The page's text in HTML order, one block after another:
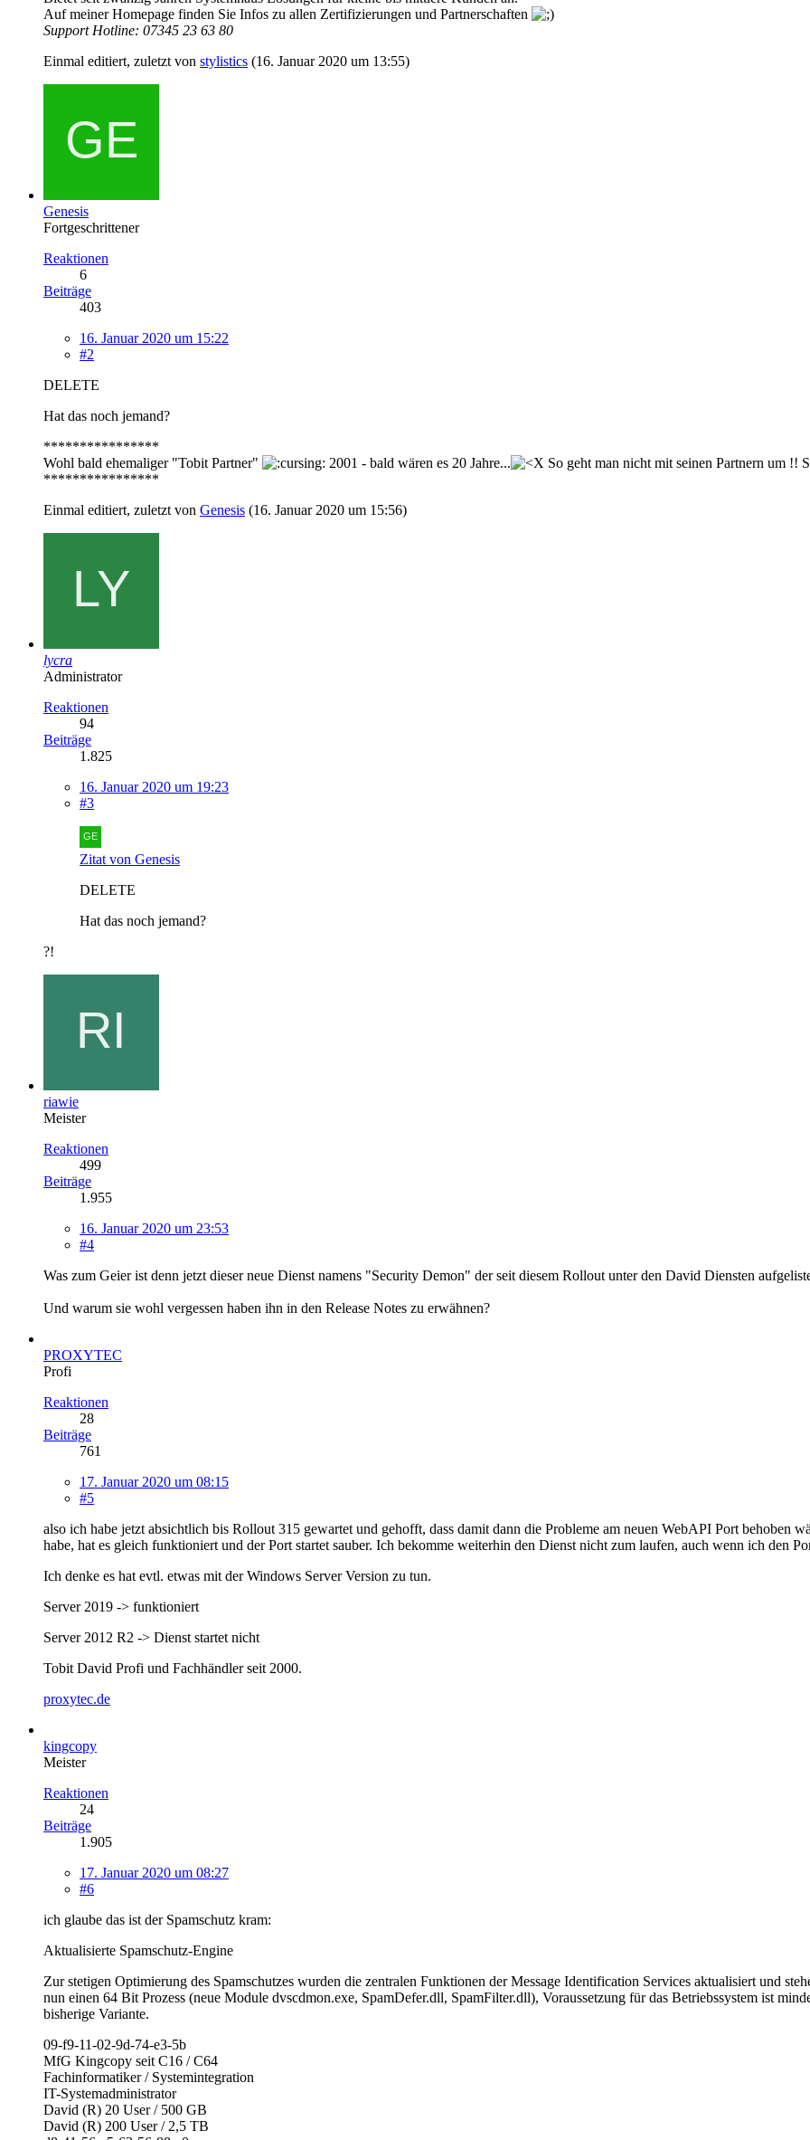
Auf meiner Homepage finden Sie Infos zu allen Zertifizierungen und Partnerschaften
Support Hotline: 07345 23 63 80
Einmal editiert, zuletzt von stylistics (16. Januar 2020 um 13:55)
Genesis
Fortgeschrittener
Reaktionen
6
Beiträge
403
16. Januar 2020 um 15:22
#2
DELETE
Hat das noch jemand?
****************
Wohl bald ehemaliger "Tobit Partner"
2001 - bald wären es 20 Jahre...
So geht man nicht mit seinen Partnern um !!
****************
Einmal editiert, zuletzt von Genesis (16. Januar 2020 um 15:56)
lycra
Administrator
Reaktionen
94
Beiträge
1.825
16. Januar 2020 um 19:23
#3
Zitat von Genesis
DELETE
Hat das noch jemand?
?!
riawie
Meister
Reaktionen
499
Beiträge
1.955
16. Januar 2020 um 23:53
#4
Was zum Geier ist denn jetzt dieser neue Dienst namens "Security Demon" der seit diesem Rollout unter den David Diensten
Und warum sie wohl vergessen haben ihn in den Release Notes zu erwähnen?
PROXYTEC
Profi
Reaktionen
28
Beiträge
761
17. Januar 2020 um 08:15
#5
also ich habe jetzt absichtlich bis Rollout 315 gewartet und gehofft, dass damit dann die Probleme am neuen WebAPI Port behoben
habe, hat es gleich funktioniert und der Port startet sauber. Ich bekomme weiterhin den Dienst nicht zum laufen, auch wenn ich den
Ich denke es hat evtl. etwas mit der Windows Server Version zu tun.
Server 2019 -> funktioniert
Server 2012 R2 -> Dienst startet nicht
Tobit David Profi und Fachhändler seit 2000.
proxytec.de
kingcopy
Meister
Reaktionen
24
Beiträge
1.905
17. Januar 2020 um 08:27
#6
ich glaube das ist der Spamschutz kram:
Aktualisierte Spamschutz-Engine
Zur stetigen Optimierung des Spamschutzes wurden die zentralen Funktionen der Message Identification Services aktualisiert und
nun einen 64 Bit Prozess (neue Module dvscdmon.exe, SpamDefer.dll, SpamFilter.dll), Voraussetzung für das Betriebssystem ist
bisherige Variante.
09-f9-11-02-9d-74-e3-5b
MfG Kingcopy seit C16 / C64
Fachinformatiker / Systemintegration
IT-Systemadministrator
David (R) 20 User / 500 GB
David (R) 200 User / 2,5 TB